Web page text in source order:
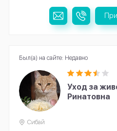
Уход за
Ринатовна
Сибай
Был(а) на сайте: Недавно